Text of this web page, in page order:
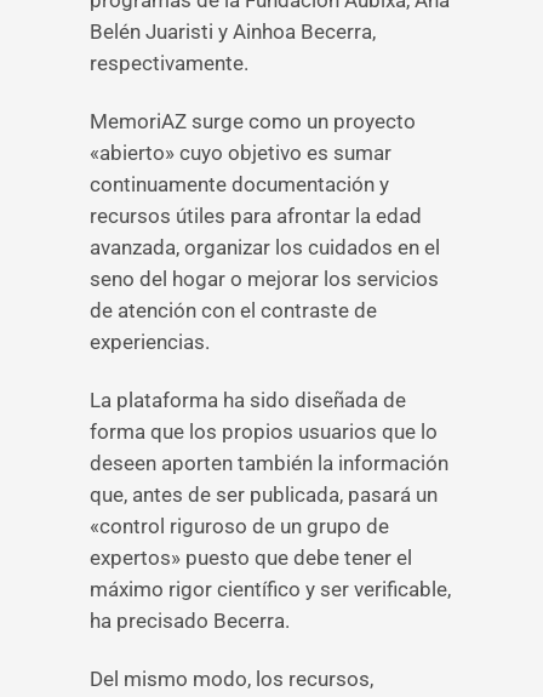
Belén Juaristi y Ainhoa Becerra,
respectivamente.
MemoriAZ surge como un proyecto
«abierto» cuyo objetivo es sumar
continuamente documentación y
recursos útiles para afrontar la edad
avanzada, organizar los cuidados en el
seno del hogar o mejorar los servicios
de atención con el contraste de
experiencias.
La plataforma ha sido diseñada de
forma que los propios usuarios que lo
deseen aporten también la información
que, antes de ser publicada, pasará un
«control riguroso de un grupo de
expertos» puesto que debe tener el
máximo rigor científico y ser verificable,
ha precisado Becerra.
Del mismo modo, los recursos,